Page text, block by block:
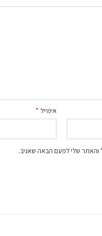
אימייל *
והאתר שלי לפעם הבאה שאגיב.